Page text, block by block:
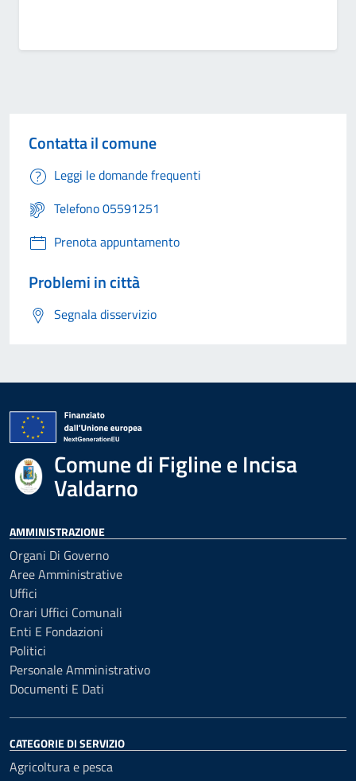
Contatta il comune
Leggi le domande frequenti
Telefono 05591251
Prenota appuntamento
Problemi in città
Segnala disservizio
Comune di Figline e Incisa
Valdarno
AMMINISTRAZIONE
Organi Di Governo
Aree Amministrative
Uffici
Orari Uffici Comunali
Enti E Fondazioni
Politici
Personale Amministrativo
Documenti E Dati
CATEGORIE DI SERVIZIO
Agricoltura e pesca